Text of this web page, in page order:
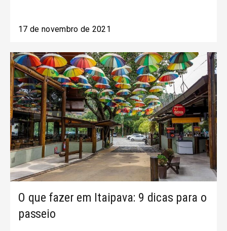
17 de novembro de 2021
O que fazer em Itaipava: 9 dicas para o
passeio